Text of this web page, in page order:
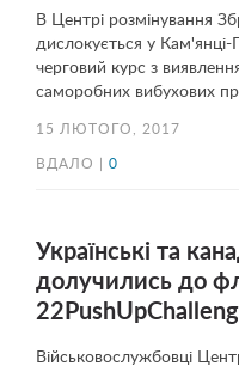
В Центрі розмінування
дислокується у Кам'янці-
черговий курс з
саморобних вибухових
15 ЛЮТОГО, 2017
ВДАЛО | 0
Українські та
долучились до
Військовослужбовці